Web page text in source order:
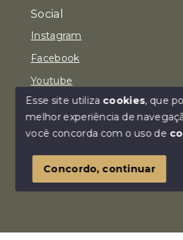
Olá! Estamos
Social
Instagram
Facebook
Youtube
© Copyright 2026 - Imóvel Aqui
SITE PARA IMOBILIARIA
Esse site utiliza cookies, que
melhor experiência de
você concorda com o uso de
Concordo, continuar